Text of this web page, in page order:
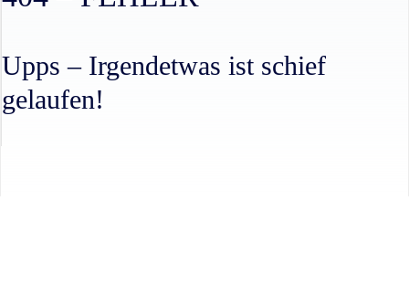
Upps – Irgendetwas ist schief
gelaufen!